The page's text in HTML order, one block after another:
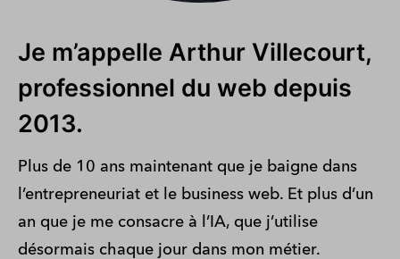
Je m’appelle Arthur Villecourt,
professionnel du web depuis
2013.
Plus de 10 ans maintenant que je baigne dans
l’entrepreneuriat et le business web. Et plus d’un
an que je me consacre à l’IA, que j’utilise
désormais chaque jour dans mon métier.